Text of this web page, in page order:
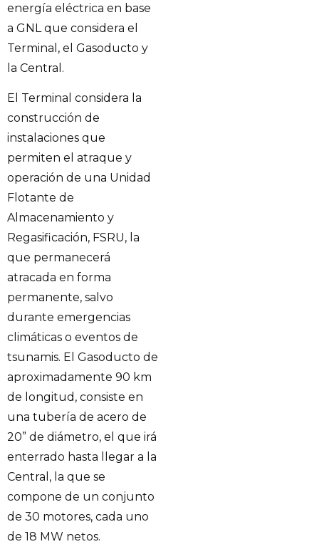
energía eléctrica en base
a GNL que considera el
Terminal, el Gasoducto y
la Central.
El Terminal considera la
construcción de
instalaciones que
permiten el atraque y
operación de una Unidad
Flotante de
Almacenamiento y
Regasificación, FSRU, la
que permanecerá
atracada en forma
permanente, salvo
durante emergencias
climáticas o eventos de
tsunamis. El Gasoducto de
aproximadamente 90 km
de longitud, consiste en
una tubería de acero de
20” de diámetro, el que irá
enterrado hasta llegar a la
Central, la que se
compone de un conjunto
de 30 motores, cada uno
de 18 MW netos.